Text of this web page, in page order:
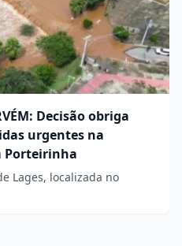
Decisão obriga
urgentes na
Porteirinha
Lages, localizada no